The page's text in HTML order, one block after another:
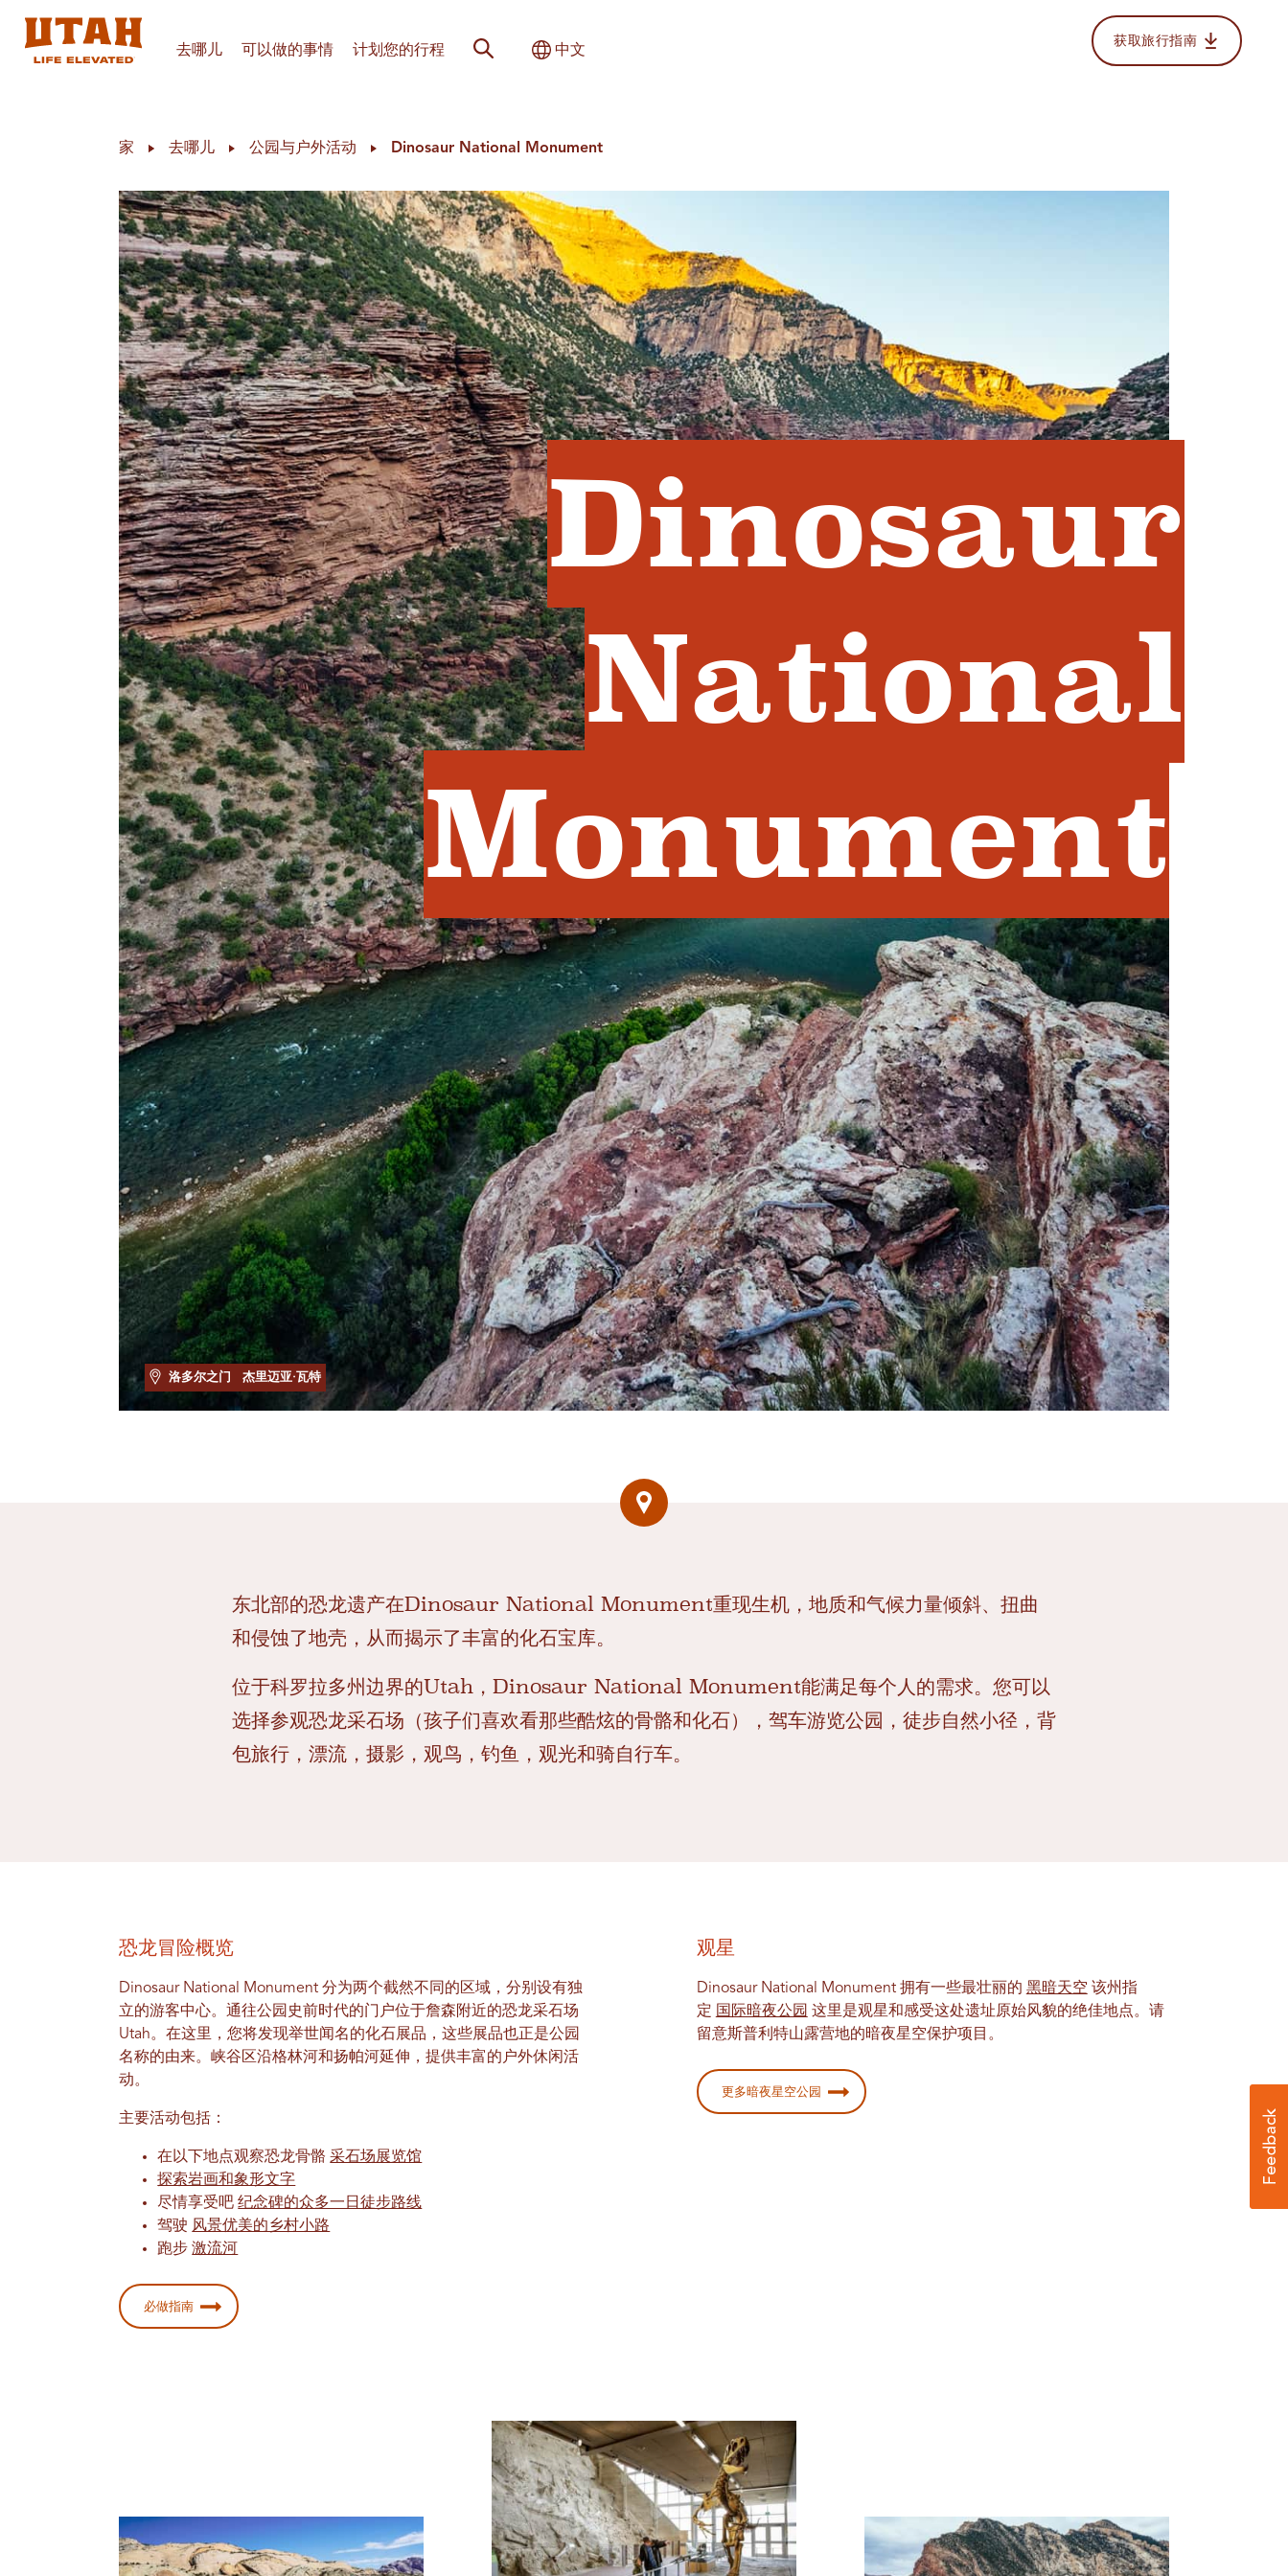
去哪儿 可以做的事情 计划您的行程 网站搜索切换国际
中文 获取旅行指南
家 去哪儿 公园与户外活动 Dinosaur National Monument
Dinosaur
National
Monument
洛多尔之门 杰里迈亚·瓦特
东北部的恐龙遗产在Dinosaur National Monument重现生机，地质和气候力量倾斜、扭曲
和侵蚀了地壳，从而揭示了丰富的化石宝库。
位于科罗拉多州边界的Utah，Dinosaur National Monument能满足每个人的需求。您可以
选择参观恐龙采石场（孩子们喜欢看那些酷炫的骨骼和化石），驾车游览公园，徒步自然小径，背
包旅行，漂流，摄影，观鸟，钓鱼，观光和骑自行车。
恐龙冒险概览
Dinosaur National Monument 分为两个截然不同的区域，分别设有独
立的游客中心。通往公园史前时代的门户位于詹森附近的恐龙采石场
Utah。在这里，您将发现举世闻名的化石展品，这些展品也正是公园
名称的由来。峡谷区沿格林河和扬帕河延伸，提供丰富的户外休闲活
动。
主要活动包括：
在以下地点观察恐龙骨骼采石场展览馆
探索岩画和象形文字
尽情享受吧纪念碑的众多一日徒步路线
驾驶 风景优美的乡村小路
跑步激流河
必做指南
观星
Dinosaur National Monument 拥有一些最壮丽的 黑暗天空 该州指
定 国际暗夜公园 这里是观星和感受这处遗址原始风貌的绝佳地点。请
留意斯普利特山露营地的暗夜星空保护项目。
更多暗夜星空公园